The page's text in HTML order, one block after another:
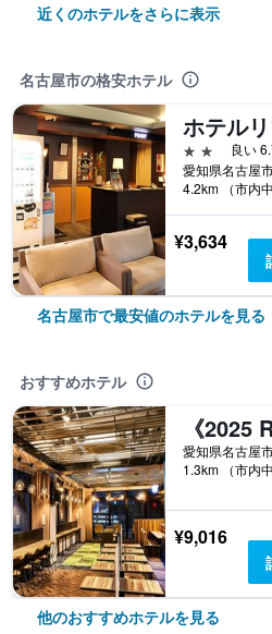
近くのホテルをさらに表示
名古屋市の格安ホテル
2つ星
良い
4.2km （市内
¥3,634
名古屋市で最安値のホテルを見る
おすすめホテル
1.3km （市内
¥9,016
他のおすすめホテルを見る